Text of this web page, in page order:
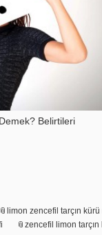
Belirtileri
limon zencefil tarçın
zencefil limon tarçın